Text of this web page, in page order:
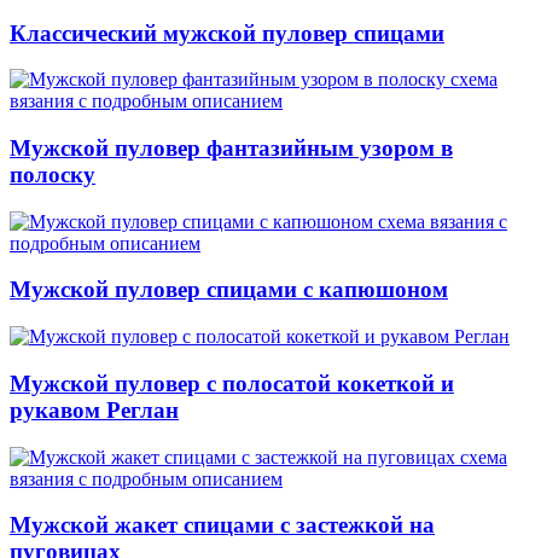
Классический мужской пуловер спицами
Мужской пуловер фантазийным узором в
полоску
Мужской пуловер спицами с капюшоном
Мужской пуловер с полосатой кокеткой и
рукавом Реглан
Мужской жакет спицами с застежкой на
пуговицах